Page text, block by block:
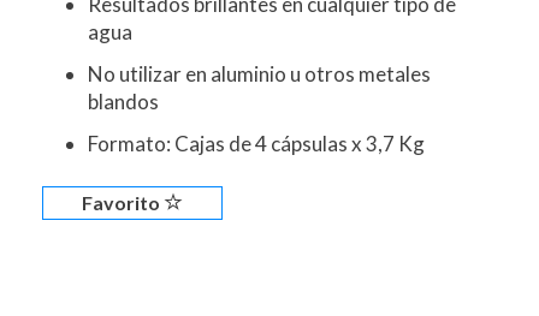
agua
No utilizar en aluminio u otros metales
blandos
Formato: Cajas de 4 cápsulas x 3,7 Kg
Favorito